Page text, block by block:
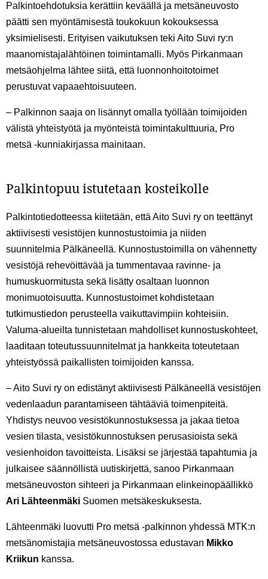
Palkintoehdotuksia kerättiin keväällä ja metsäneuvosto
päätti sen myöntämisestä toukokuun kokouksessa
yksimielisesti. Erityisen vaikutuksen teki Aito Suvi ry:n
maanomistajalähtöinen toimintamalli. Myös Pirkanmaan
metsäohjelma lähtee siitä, että luonnonhoitotoimet
perustuvat vapaaehtoisuuteen.
– Palkinnon saaja on lisännyt omalla työllään toimijoiden
välistä yhteistyötä ja myönteistä toimintakulttuuria, Pro
metsä -kunniakirjassa mainitaan.
Palkintopuu istutetaan kosteikolle
Palkintotiedotteessa kiitetään, että Aito Suvi ry on teettänyt
aktiivisesti vesistöjen kunnostustoimia ja niiden
suunnitelmia Pälkäneellä. Kunnostustoimilla on vähennetty
vesistöjä rehevöittävää ja tummentavaa ravinne- ja
humuskuormitusta sekä lisätty osaltaan luonnon
monimuotoisuutta. Kunnostustoimet kohdistetaan
tutkimustiedon perusteella vaikuttavimpiin kohteisiin.
Valuma-alueilta tunnistetaan mahdolliset kunnostuskohteet,
laaditaan toteutussuunnitelmat ja hankkeita toteutetaan
yhteistyössä paikallisten toimijoiden kanssa.
– Aito Suvi ry on edistänyt aktiivisesti Pälkäneellä vesistöjen
vedenlaadun parantamiseen tähtääviä toimenpiteitä.
Yhdistys neuvoo vesistökunnostuksessa ja jakaa tietoa
vesien tilasta, vesistökunnostuksen perusasioista sekä
vesienhoidon tavoitteista. Lisäksi se järjestää tapahtumia ja
julkaisee säännöllistä uutiskirjettä, sanoo Pirkanmaan
metsäneuvoston sihteeri ja Pirkanmaan elinkeinopäällikkö
Ari Lähteenmäki Suomen metsäkeskuksesta.
Lähteenmäki luovutti Pro metsä -palkinnon yhdessä MTK:n
metsänomistajia metsäneuvostossa edustavan Mikko
Kriikun kanssa.